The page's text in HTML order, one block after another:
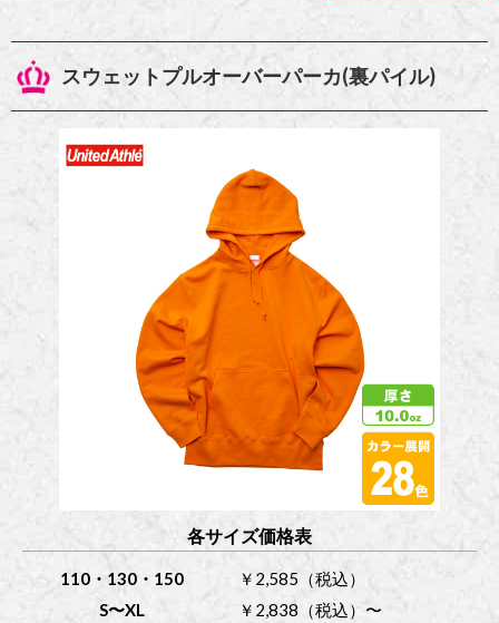
スウェットプルオーバーパーカ(裏パイル)
各サイズ価格表
110・130・150
￥2,585（税込）
S〜XL
￥2,838（税込）〜